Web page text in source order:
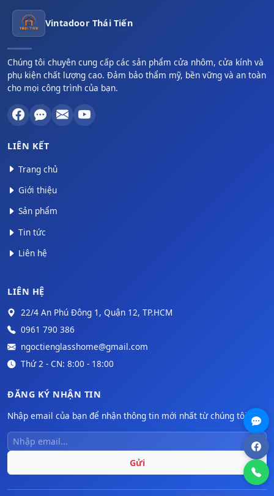
Vintadoor Thái Tiến
Chúng tôi chuyên cung cấp các sản phẩm cửa nhôm, cửa kính và
phụ kiện chất lượng cao. Đảm bảo thẩm mỹ, bền vững và an toàn
cho mọi công trình của bạn.
LIÊN KẾT
Trang chủ
Giới thiệu
Sản phẩm
Tin tức
Liên hệ
LIÊN HỆ
22/4 An Phú Đông 1, Quận 12, TP.HCM
0961 790 386
ngoctienglasshome@gmail.com
Thứ 2 - CN: 8:00 - 18:00
ĐĂNG KÝ NHẬN TIN
Nhập email của bạn để nhận thông tin mới nhất từ chúng tôi.
Gửi